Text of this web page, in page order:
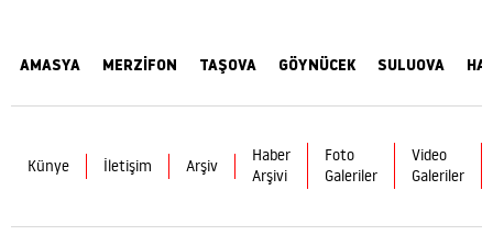
AMASYA MERZİFON TAŞOVA GÖYNÜCEK SULUOVA
Künye İletişim Arşiv
Haber
Arşivi
Foto
Galeriler
Video
Galeriler